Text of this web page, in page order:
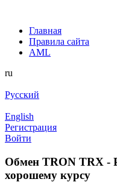
Главная
Правила сайта
AML
ru
Русский
English
Регистрация
Войти
Обмен TRON TRX -
хорошему курсу